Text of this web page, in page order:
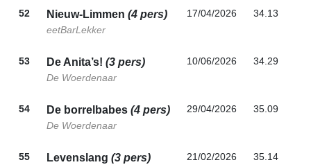
52 Nieuw-Limmen (4 pers)
eetBarLekker
17/04/2026 34.13
53 De Anita’s! (3 pers)
De Woerdenaar
10/06/2026 34.29
54 De borrelbabes (4 pers)
De Woerdenaar
29/04/2026 35.09
55 Levenslang (3 pers) 21/02/2026 35.14